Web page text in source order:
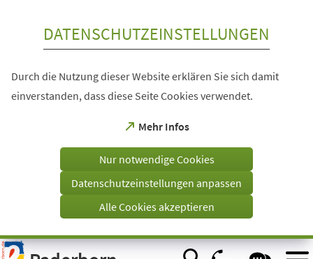
Visuelle
Assistenzsoftware
DATENSCHUTZEINSTELLUNGEN
Durch die Nutzung dieser Website erklären Sie sich damit
einverstanden, dass diese Seite Cookies verwendet.
Mehr Infos
(Öffnet
einem
Tab)
Nur notwendige Cookies
Datenschutzeinstellungen anpassen
Alle Cookies akzeptieren